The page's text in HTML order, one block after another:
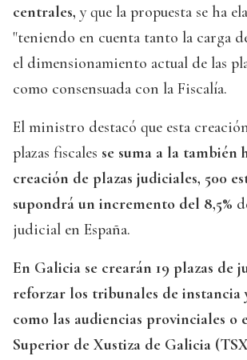
centrales, y que la propuesta se ha
"teniendo en cuenta tanto la carga
el dimensionamiento actual de las
como consensuada con la Fiscalía.
El ministro destacó que esta
plazas fiscales se suma a la también
creación de plazas judiciales, 500
supondrá un incremento del 8,5%
judicial en España.
En Galicia se crearán 19 plazas de
reforzar los tribunales de instancia
como las audiencias provinciales o
Superior de Xustiza de Galicia